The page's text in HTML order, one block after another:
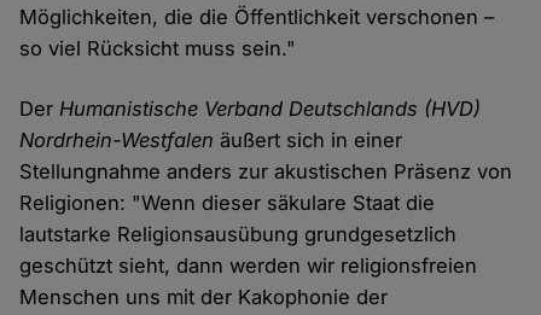
Möglichkeiten, die die Öffentlichkeit verschonen –
so viel Rücksicht muss sein."
DerHumanistische Verband Deutschlands (HVD)
Nordrhein-Westfalen äußert sich in einer
Stellungnahme anders zur akustischen Präsenz von
Religionen: "Wenn dieser säkulare Staat die
lautstarke Religionsausübung grundgesetzlich
geschützt sieht, dann werden wir religionsfreien
Menschen uns mit der Kakophonie der